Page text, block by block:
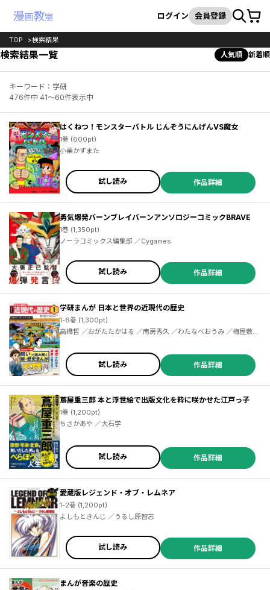
検索
ログイン 会員登録カート
TOP 検索結果
検索結果一覧 人気順 新着順
キーワード：学研
476件中 41～60件表示中
はくねつ！モンスターバトル じんぞうにんげんVS魔女
1巻 (600pt)
小栗かずまた
試し読み 作品詳細
勇気爆発バーンブレイバーンアンソロジーコミックBRAVE
1巻 (1,350pt)
ノーラコミックス編集部 ／Cygames
試し読み 作品詳細
学研まんが 日本と世界の近現代の歴史
1-6巻 (1,300pt)
高橋哲 ／おがたたかはる ／南房秀久 ／わたなべおうみ ／梅屋敷ミ
試し読み 作品詳細
蔦屋重三郎 本と浮世絵で出版文化を粋に咲かせた江戸っ子
1巻 (1,200pt)
ちさかあや ／大石学
試し読み 作品詳細
愛蔵版レジェンド・オブ・レムネア
1-2巻 (1,200pt)
よしもときんじ ／うるし原智志
試し読み 作品詳細
まんが音楽の歴史